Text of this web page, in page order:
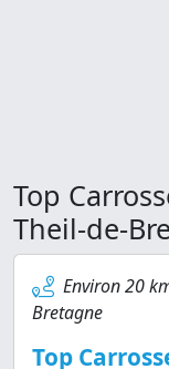
Top
Theil-de-
Environ 20
Bretagne
Top